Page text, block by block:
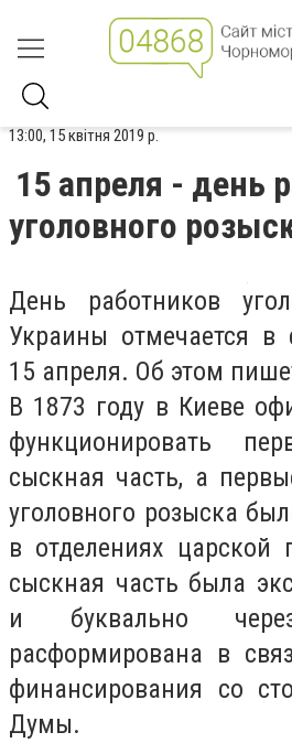
13:00, 15 квітня 2019 р.
15 апреля - день
уголовного
День работников
Украины отмечается в
15 апреля. Об этом
В 1873 году в Киеве
функционировать
сыскная часть, а
уголовного розыска
в отделениях царской
сыскная часть была
и буквально
расформирована в
финансирования со
Думы.